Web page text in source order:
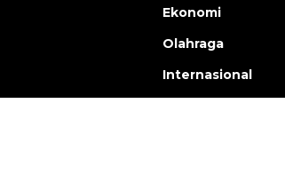
Ekonomi
Olahraga
Internasional